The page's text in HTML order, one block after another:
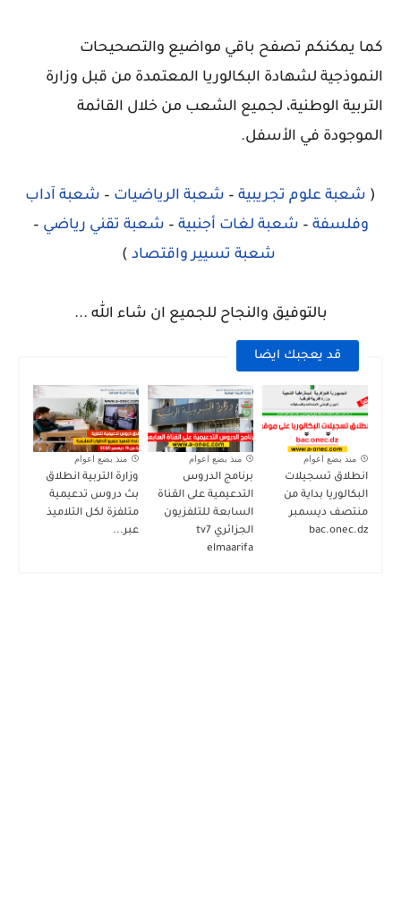
كما يمكنكم تصفح باقي مواضيع والتصحيحات
النموذجية لشهادة البكالوريا المعتمدة من قبل وزارة
التربية الوطنية، لجميع الشعب من خلال القائمة
الموجودة في الأسفل.
( شعبة علوم تجريبية – شعبة الرياضيات – شعبة آداب
وفلسفة – شعبة لغات أجنبية – شعبة تقني رياضي –
شعبة تسيير واقتصاد )
بالتوفيق والنجاح للجميع ان شاء الله ...
قد يعجبك ايضا
منذ بضع اعوام
انطلاق تسجيلات
البكالوريا بداية من
منتصف ديسمبر
bac.onec.dz
منذ بضع اعوام
برنامج الدروس
التدعيمية على القناة
السابعة للتلفزيون
الجزائري tv7
elmaarifa
منذ بضع اعوام
وزارة التربية انطلاق
بث دروس تدعيمية
متلفزة لكل التلاميذ
عبر...